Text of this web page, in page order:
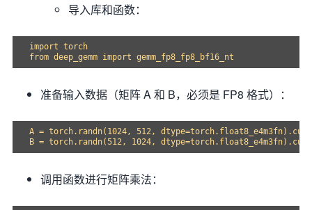
导入库和函数：
import torch
准备输入数据（矩阵 A 和 B，必须是 FP8 格式）：
A = torch.randn(1024, 512,
调用函数进行矩阵乘法：